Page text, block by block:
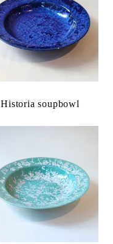
Historia soupbowl